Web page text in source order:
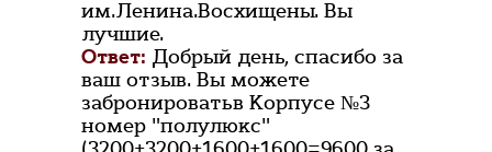
им.Ленина.Восхищены. Вы
лучшие.
Ответ: Добрый день, спасибо за
ваш отзыв. Вы можете
забронироватьв Корпусе №3
номер "полулюкс"